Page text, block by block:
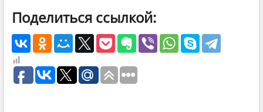
Поделиться ссылкой: